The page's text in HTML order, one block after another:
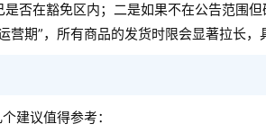
否在豁免区内；二是如果不在公告范围但
营期”，所有商品的发货时限会显著拉长，
建议值得参考：